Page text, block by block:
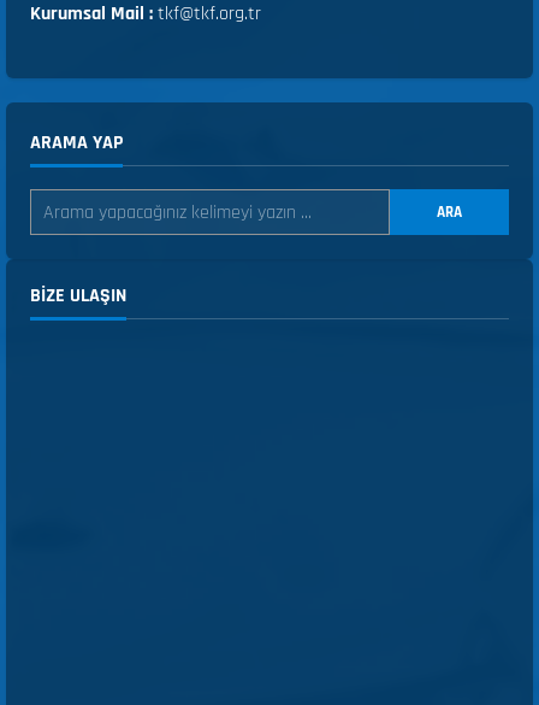
Kurumsal Mail :tkf@tkf.org.tr
ARAMA YAP
ARA
BIZE ULAŞIN